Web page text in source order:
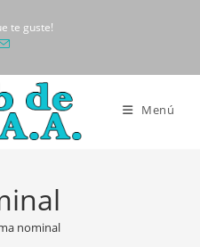
te guste!
Menú
nominal